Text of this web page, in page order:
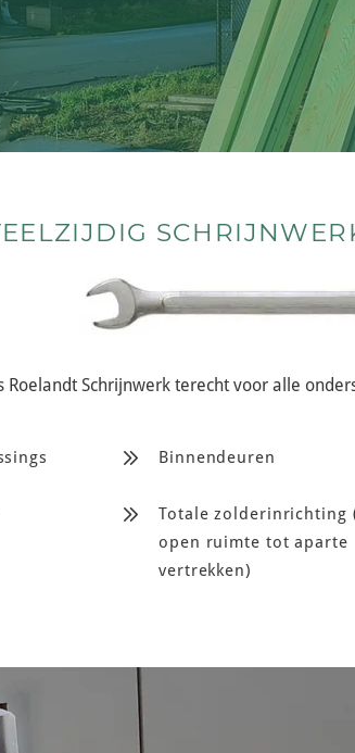
Roelandt Schrijnwerk terecht voor alle
Binnendeuren
Totale zolderinrichting
open ruimte tot aparte
vertrekken)